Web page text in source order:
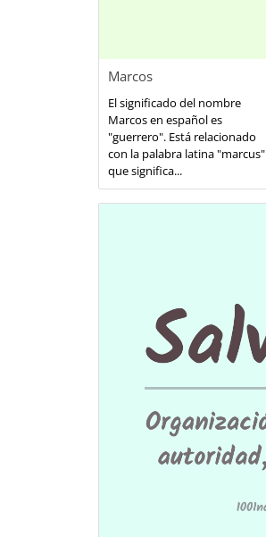
Marcos
El significado del nombre
Marcos en español es
"guerrero". Está relacionado
con la palabra latina "marcus"
que significa...